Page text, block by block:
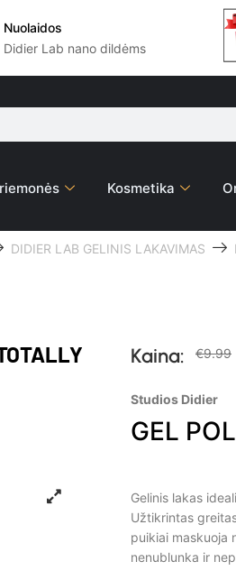
Nuolaidos
Didier Lab nano dildėms
Kosmetika
DIDIER LAB GELINIS LAKAVIMAS
Kaina: €9.99
Studios Didier
GEL
Gelinis lakas
Užtikrintas
puikiai maskuoja
nenublunka ir